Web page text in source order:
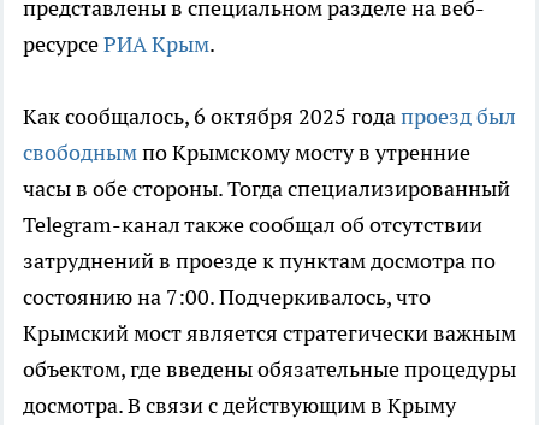
представлены в специальном разделе на веб-
ресурсеРИА Крым.
Как сообщалось, 6 октября 2025 годапроезд был
свободнымпо Крымскому мосту в утренние
часы в обе стороны. Тогда специализированный
Telegram-канал также сообщал об отсутствии
затруднений в проезде к пунктам досмотра по
состоянию на 7:00. Подчеркивалось, что
Крымский мост является стратегически важным
объектом, где введены обязательные процедуры
досмотра. В связи с действующим в Крыму